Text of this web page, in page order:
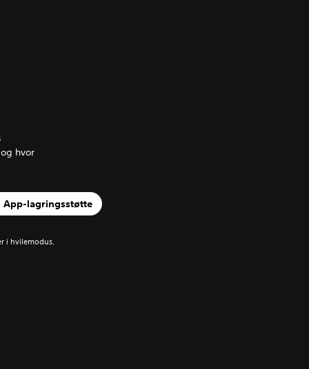
hvor
App-lagringsstøtte
i hvilemodus.